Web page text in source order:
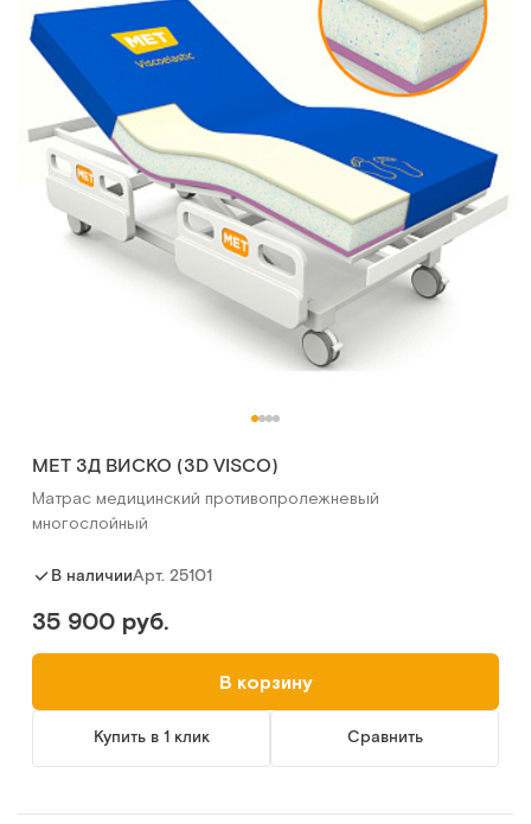
MET 3Д ВИСКО (3D VISCO)
Матрас медицинский противопролежневый
многослойный
В наличииАрт. 25101
35 900 руб.
В корзину
Купить в 1 клик Сравнить